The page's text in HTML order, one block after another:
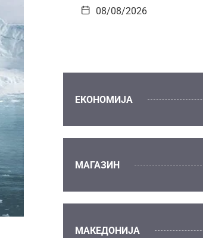
08/08/2026
ЕКОНОМИЈА
МАГАЗИН
МАКЕДОНИЈА